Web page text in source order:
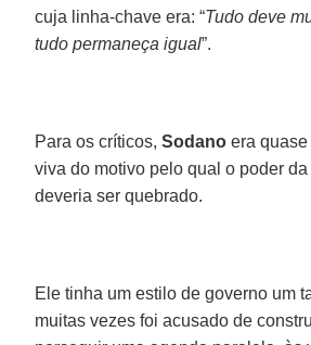
cuja linha-chave era: “Tudo deve
tudo permaneça igual”.
Para os críticos,Sodano era
viva do motivo pelo qual o poder
deveria ser quebrado.
Ele tinha um estilo de governo um
muitas vezes foi acusado de